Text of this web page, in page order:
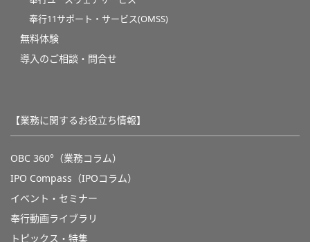
奉行11サポート・サービス(OMSS)
無料体験
導入のご相談・問合せ
【業務に関するお役立ち情報】
OBC 360°（業務コラム）
IPO Compass（IPOコラム）
イベント・セミナー
奉行動画ライブラリ
トピックス・特集